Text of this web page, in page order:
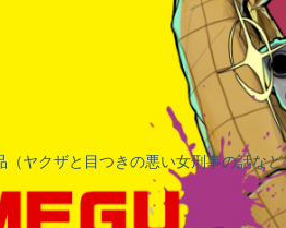
ヤクザと目つきの悪い女刑事の話な